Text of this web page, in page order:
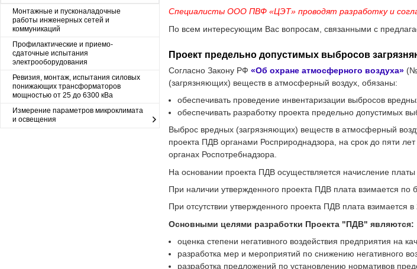
Монтажные и пусконаладочные
работы инженерных сетей и
коммуникаций
Профилактические и приемо-
сдаточные испытания
электрооборудования
Ревизия, монтаж, испытания силовых
понижающих трансформаторов
мощностью от 25 до 6300 кВа
Измерение параметров микроклимата
и освещения
Специалисты ООО ПВФ «ЦЭТ» проводят разработку и
По всем интересующим Вас вопросам, связанными с
Проект предельно допустимых выбросов
Согласно Закону РФ «Об охране атмосферного воздуха» (№
(загрязняющих) веществ в атмосферный воздух, обязаны:
обеспечивать проведение инвентаризации выбросов
обеспечивать разработку проекта предельно допустимых
Выброс вредных (загрязняющих) веществ в атмосферный
проекта ПДВ органами Росприроднадзора, на срок до пяти
органах Роспотребнадзора.
На основании проекта ПДВ осуществляется начисление
При наличии утвержденного проекта ПДВ плата взимается по
При отсутствии утвержденного проекта ПДВ плата
Основными целями разработки Проекта "ПДВ" являются:
оценка степени негативного воздействия предприятия на
разработка мер и мероприятий по снижению негативного
разработка предложений по установлению нормативов